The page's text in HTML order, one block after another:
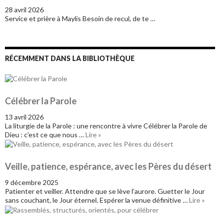
28 avril 2026
Service et prière à Maylis Besoin de recul, de te …
RÉCEMMENT DANS LA BIBLIOTHÈQUE
Célébrer la Parole
13 avril 2026
La liturgie de la Parole : une rencontre à vivre Célébrer la Parole de
Dieu : c’est ce que nous …Lire »
Veille, patience, espérance, avec les Pères du désert
9 décembre 2025
Patienter et veiller. Attendre que se lève l’aurore. Guetter le Jour
sans couchant, le Jour éternel. Espérer la venue définitive …Lire »